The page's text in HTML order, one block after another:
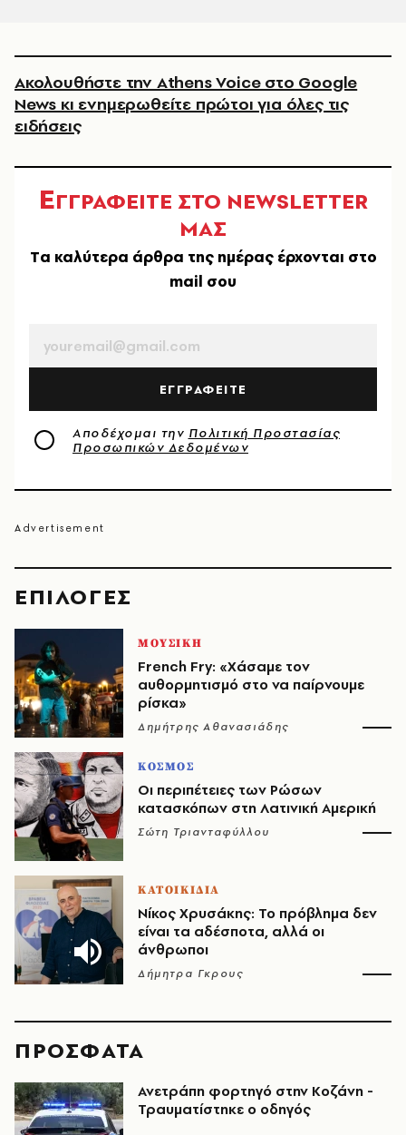
EΠΙΛΟΓΈΣ
ΜΟΥΣΙΚΗ
French Fry: «Χάσαμε τον
αυθορμητισμό στο να παίρνουμε
ρίσκα»
Δημήτρης Αθανασιάδης
ΚΟΣΜΟΣ
Οι περιπέτειες των Ρώσων
κατασκόπων στη Λατινική Αμερική
Σώτη Τριανταφύλλου
ΚΑΤΟΙΚΙΔΙΑ
Νίκος Χρυσάκης: Το πρόβλημα δεν
είναι τα αδέσποτα, αλλά οι
άνθρωποι
Δήμητρα Γκρους
Ακολουθήστε την Athens Voice στο Google
News κι ενημερωθείτε πρώτοι για όλες τις
ειδήσεις
ΕΓΓΡΑΦΕΙΤΕ ΣΤΟ NEWSLETTER
ΜΑΣ
Tα καλύτερα άρθρα της ημέρας έρχονται στο
mail σου
ΕΓΓΡΑΦΕΙΤΕ
Αποδέχομαι την Πολιτική Προστασίας
Προσωπικών Δεδομένων
ΠΡΟΣΦΑΤΑ
Ανετράπη φορτηγό στην Κοζάνη -
Τραυματίστηκε ο οδηγός